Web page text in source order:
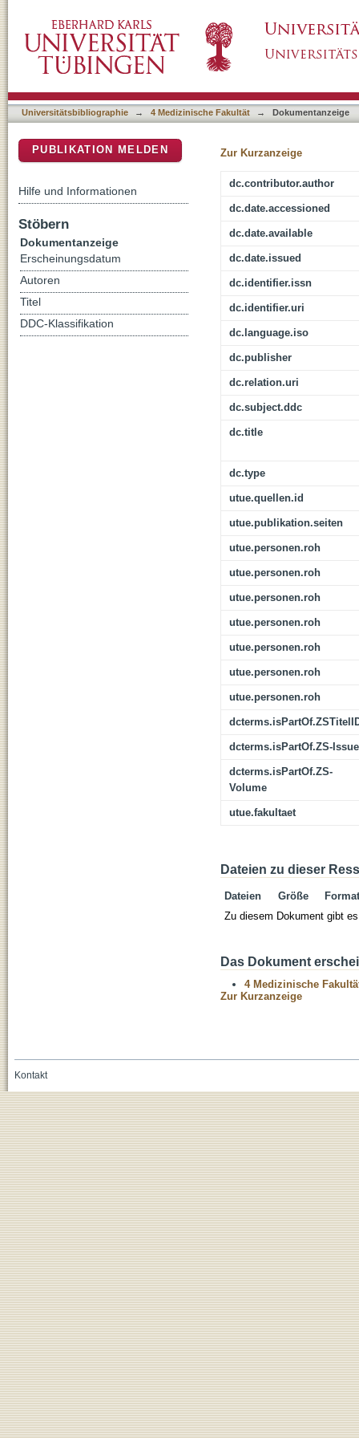
ocular cells
Universitätsbibliographie → 4 Medizinische Fakultät → Dokumentanzeige
Zur Kurzanzeige
dc.contributor.author
dc.date.accessioned
dc.date.available
dc.date.issued
dc.identifier.issn
dc.identifier.uri
dc.language.iso
dc.publisher
dc.relation.uri
dc.subject.ddc
dc.title
dc.type
utue.quellen.id
utue.publikation.seiten
utue.personen.roh
utue.personen.roh
utue.personen.roh
utue.personen.roh
utue.personen.roh
utue.personen.roh
utue.personen.roh
dcterms.isPartOf.ZS-Issue
dcterms.isPartOf.ZS-
Volume
utue.fakultaet
Dateien zu dieser
Dateien Größe
Format
Zu diesem Dokument gibt
Das Dokument
4 Medizinische
Zur Kurzanzeige
PUBLIKATION MELDEN
Hilfe und Informationen
Stöbern
Dokumentanzeige
Erscheinungsdatum
Autoren
Titel
DDC-Klassifikation
Kontakt